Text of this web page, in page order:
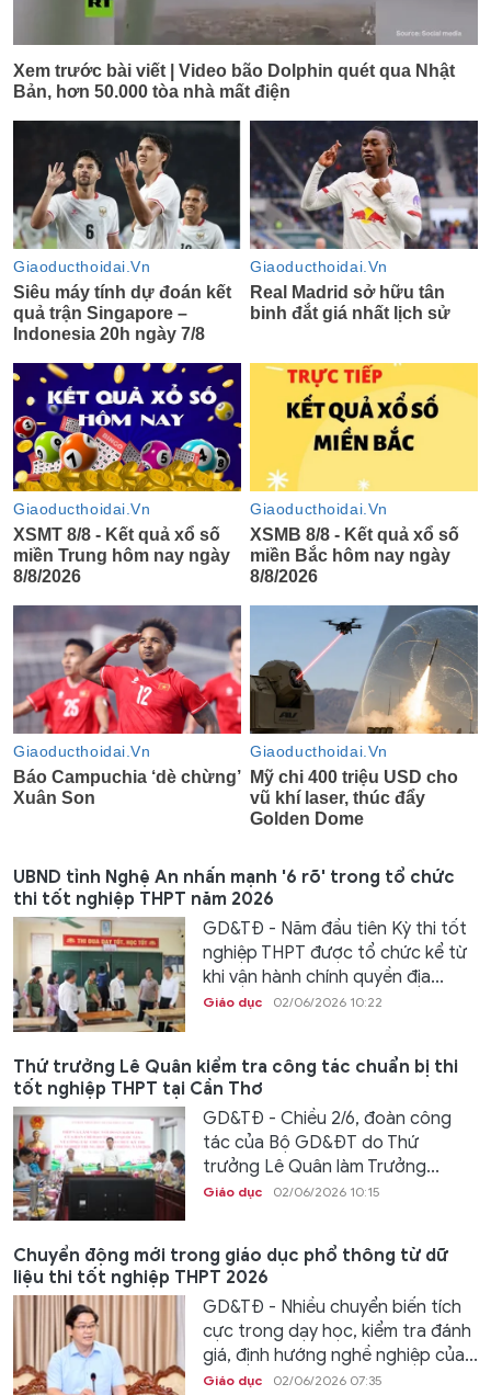
UBND tỉnh Nghệ An nhấn mạnh '6 rõ' trong tổ chức
thi tốt nghiệp THPT năm 2026
GD&TĐ - Năm đầu tiên Kỳ thi tốt
nghiệp THPT được tổ chức kể từ
khi vận hành chính quyền địa...
Giáo dục 02/06/2026 10:22
Thứ trưởng Lê Quân kiểm tra công tác chuẩn bị thi
tốt nghiệp THPT tại Cần Thơ
GD&TĐ - Chiều 2/6, đoàn công
tác của Bộ GD&ĐT do Thứ
trưởng Lê Quân làm Trưởng...
Giáo dục 02/06/2026 10:15
Chuyển động mới trong giáo dục phổ thông từ dữ
liệu thi tốt nghiệp THPT 2026
GD&TĐ - Nhiều chuyển biến tích
cực trong dạy học, kiểm tra đánh
giá, định hướng nghề nghiệp của...
Giáo dục 02/06/2026 07:35